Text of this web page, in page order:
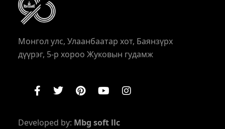
Монгол улс, Улаанбаатар хот, Баянзүрх
дүүрэг, 5-р хороо Жуковын гудамж
Developed by: Mbg soft llc